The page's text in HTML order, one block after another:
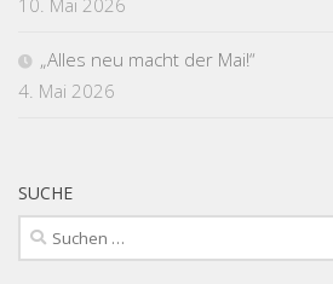
10. Mai 2026
„Alles neu macht der Mai!“
4. Mai 2026
SUCHE
Suchen
nach: